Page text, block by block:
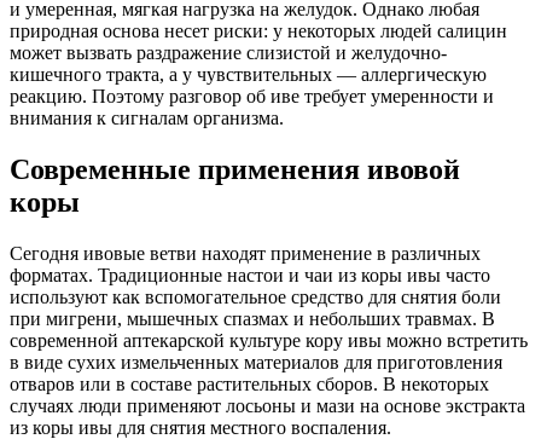
и умеренная, мягкая нагрузка на желудок. Однако любая
природная основа несет риски: у некоторых людей салицин
может вызвать раздражение слизистой и желудочно-
кишечного тракта, а у чувствительных — аллергическую
реакцию. Поэтому разговор об иве требует умеренности и
внимания к сигналам организма.
Современные применения ивовой
коры
Сегодня ивовые ветви находят применение в различных
форматах. Традиционные настои и чаи из коры ивы часто
используют как вспомогательное средство для снятия боли
при мигрени, мышечных спазмах и небольших травмах. В
современной аптекарской культуре кору ивы можно встретить
в виде сухих измельченных материалов для приготовления
отваров или в составе растительных сборов. В некоторых
случаях люди применяют лосьоны и мази на основе экстракта
из коры ивы для снятия местного воспаления.